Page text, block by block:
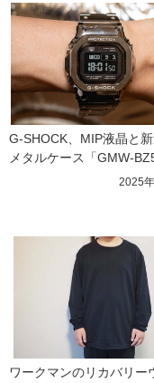
G-SHOCK、MIP液晶と
メタルケース「GMW-
2025
ワークマンのリカバリー